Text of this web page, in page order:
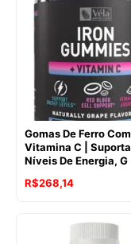
Gomas De Ferro Com
Vitamina C | Suporta
Níveis De Energia, G
R$268,14